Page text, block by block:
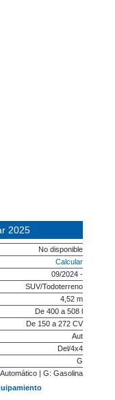
2025
No disponible
Calcular
09/2024 -
SUV/Todoterreno
4,52 m
De 400 a 508 l
De 150 a 272 CV
Aut
Del/4x4
G
| G: Gasolina